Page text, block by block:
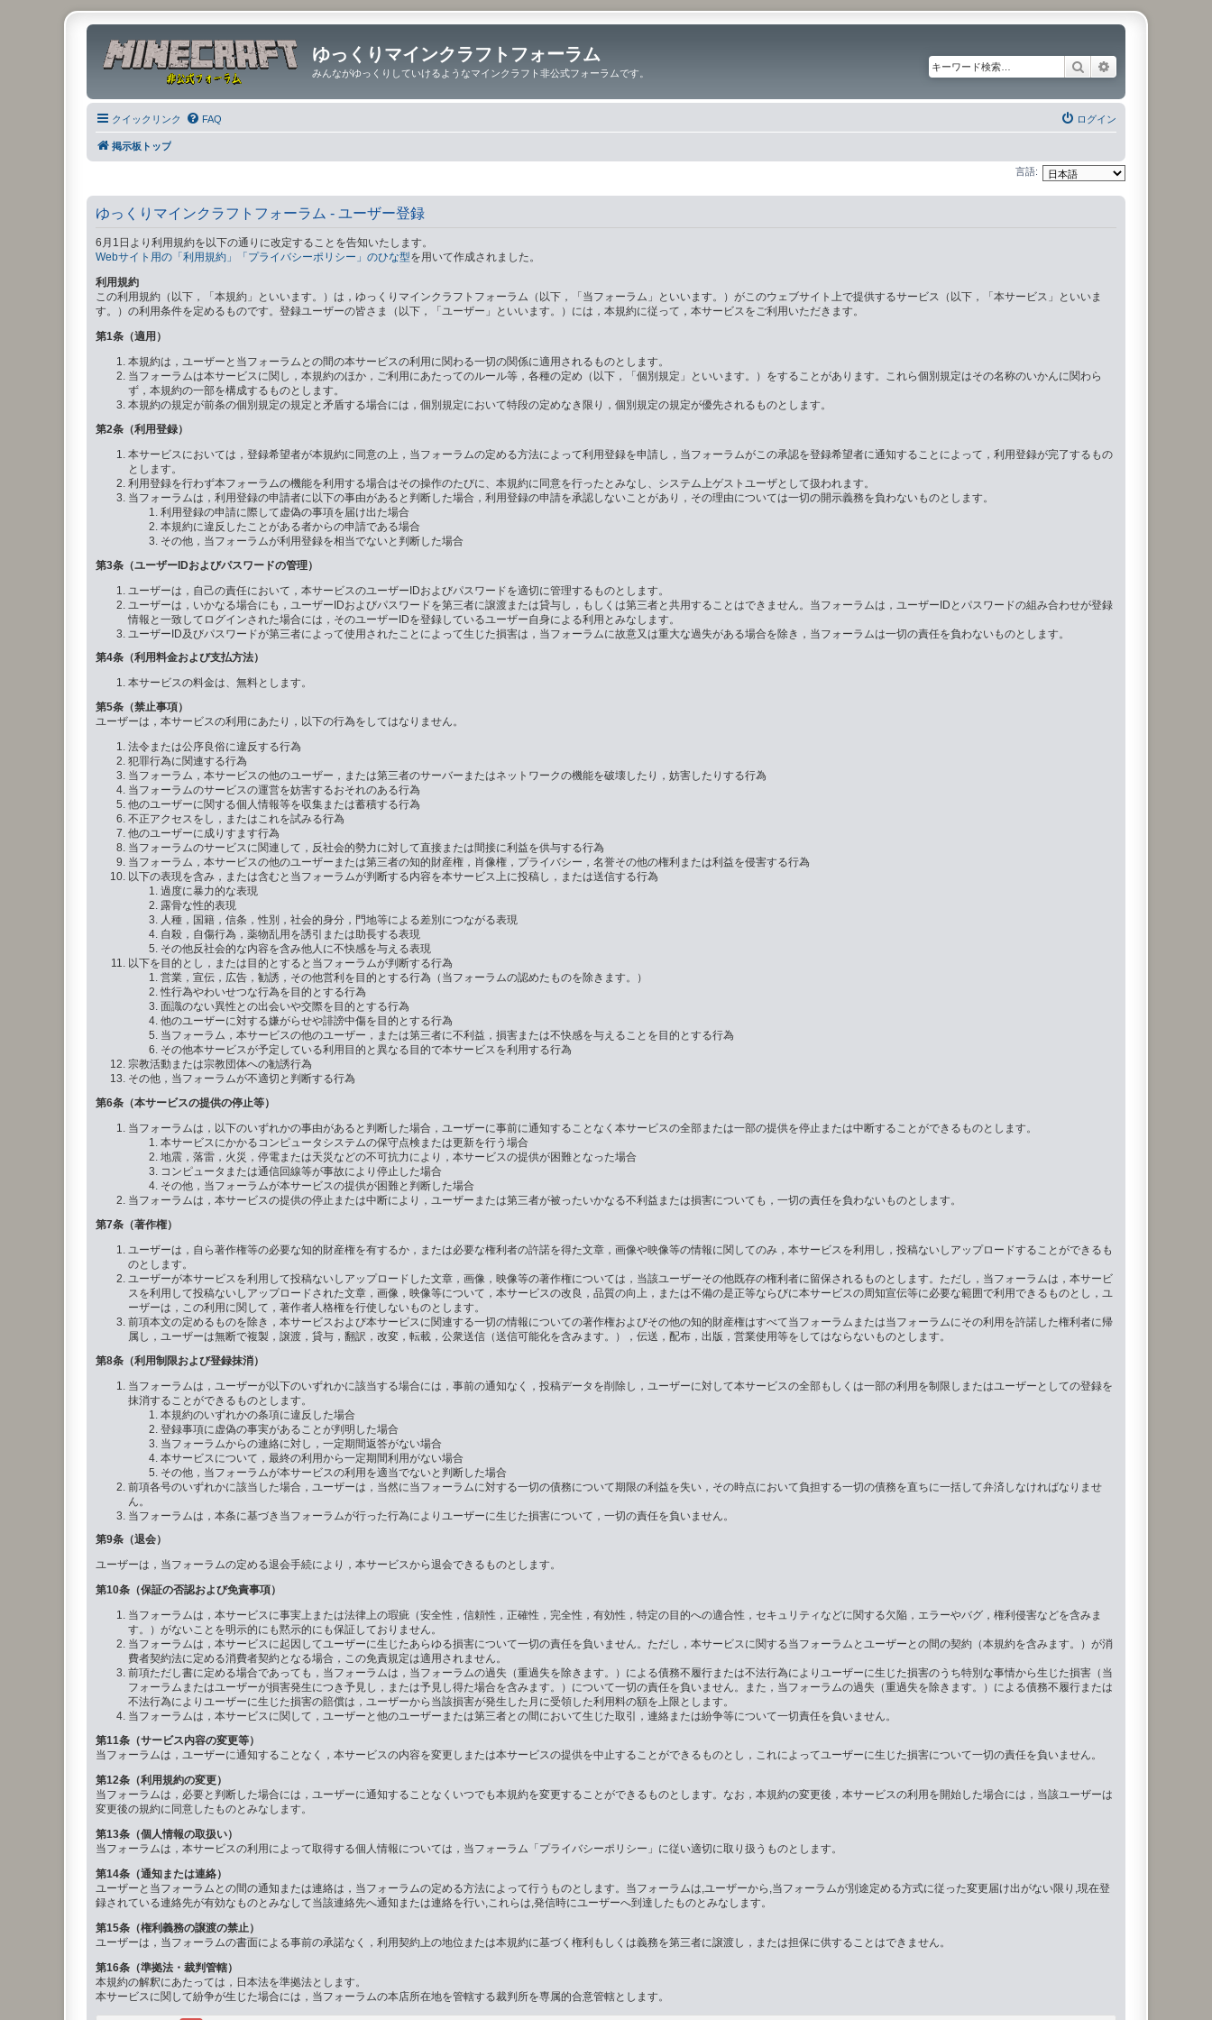
ゆっくりマインクラフトフォーラム
みんながゆっくりしていけるようなマインクラフト非公式フォーラムです。 検索
クイックリンク FAQ ログイン
掲示板トップ
言語:
ゆっくりマインクラフトフォーラム - ユーザー登録
6月1日より利用規約を以下の通りに改定することを告知いたします。
Webサイト用の「利用規約」「プライバシーポリシー」のひな型を用いて作成されました。
利用規約
この利用規約（以下，「本規約」といいます。）は，ゆっくりマインクラフトフォーラム（以下，「当フォーラム」といいます。）がこのウェブサイト上で提供するサービス（以下，「本サービス」といいま
す。）の利用条件を定めるものです。登録ユーザーの皆さま（以下，「ユーザー」といいます。）には，本規約に従って，本サービスをご利用いただきます。
第1条（適用）
本規約は，ユーザーと当フォーラムとの間の本サービスの利用に関わる一切の関係に適用されるものとします。
当フォーラムは本サービスに関し，本規約のほか，ご利用にあたってのルール等，各種の定め（以下，「個別規定」といいます。）をすることがあります。これら個別規定はその名称のいかんに関わら
ず，本規約の一部を構成するものとします。
本規約の規定が前条の個別規定の規定と矛盾する場合には，個別規定において特段の定めなき限り，個別規定の規定が優先されるものとします。
第2条（利用登録）
本サービスにおいては，登録希望者が本規約に同意の上，当フォーラムの定める方法によって利用登録を申請し，当フォーラムがこの承認を登録希望者に通知することによって，利用登録が完了するもの
とします。
利用登録を行わず本フォーラムの機能を利用する場合はその操作のたびに、本規約に同意を行ったとみなし、システム上ゲストユーザとして扱われます。
当フォーラムは，利用登録の申請者に以下の事由があると判断した場合，利用登録の申請を承認しないことがあり，その理由については一切の開示義務を負わないものとします。
利用登録の申請に際して虚偽の事項を届け出た場合
本規約に違反したことがある者からの申請である場合
その他，当フォーラムが利用登録を相当でないと判断した場合
第3条（ユーザーIDおよびパスワードの管理）
ユーザーは，自己の責任において，本サービスのユーザーIDおよびパスワードを適切に管理するものとします。
ユーザーは，いかなる場合にも，ユーザーIDおよびパスワードを第三者に譲渡または貸与し，もしくは第三者と共用することはできません。当フォーラムは，ユーザーIDとパスワードの組み合わせが登録
情報と一致してログインされた場合には，そのユーザーIDを登録しているユーザー自身による利用とみなします。
ユーザーID及びパスワードが第三者によって使用されたことによって生じた損害は，当フォーラムに故意又は重大な過失がある場合を除き，当フォーラムは一切の責任を負わないものとします。
第4条（利用料金および支払方法）
本サービスの料金は、無料とします。
第5条（禁止事項）
ユーザーは，本サービスの利用にあたり，以下の行為をしてはなりません。
法令または公序良俗に違反する行為
犯罪行為に関連する行為
当フォーラム，本サービスの他のユーザー，または第三者のサーバーまたはネットワークの機能を破壊したり，妨害したりする行為
当フォーラムのサービスの運営を妨害するおそれのある行為
他のユーザーに関する個人情報等を収集または蓄積する行為
不正アクセスをし，またはこれを試みる行為
他のユーザーに成りすます行為
当フォーラムのサービスに関連して，反社会的勢力に対して直接または間接に利益を供与する行為
当フォーラム，本サービスの他のユーザーまたは第三者の知的財産権，肖像権，プライバシー，名誉その他の権利または利益を侵害する行為
以下の表現を含み，または含むと当フォーラムが判断する内容を本サービス上に投稿し，または送信する行為
過度に暴力的な表現
露骨な性的表現
人種，国籍，信条，性別，社会的身分，門地等による差別につながる表現
自殺，自傷行為，薬物乱用を誘引または助長する表現
その他反社会的な内容を含み他人に不快感を与える表現
以下を目的とし，または目的とすると当フォーラムが判断する行為
営業，宣伝，広告，勧誘，その他営利を目的とする行為（当フォーラムの認めたものを除きます。）
性行為やわいせつな行為を目的とする行為
面識のない異性との出会いや交際を目的とする行為
他のユーザーに対する嫌がらせや誹謗中傷を目的とする行為
当フォーラム，本サービスの他のユーザー，または第三者に不利益，損害または不快感を与えることを目的とする行為
その他本サービスが予定している利用目的と異なる目的で本サービスを利用する行為
宗教活動または宗教団体への勧誘行為
その他，当フォーラムが不適切と判断する行為
第6条（本サービスの提供の停止等）
当フォーラムは，以下のいずれかの事由があると判断した場合，ユーザーに事前に通知することなく本サービスの全部または一部の提供を停止または中断することができるものとします。
本サービスにかかるコンピュータシステムの保守点検または更新を行う場合
地震，落雷，火災，停電または天災などの不可抗力により，本サービスの提供が困難となった場合
コンピュータまたは通信回線等が事故により停止した場合
その他，当フォーラムが本サービスの提供が困難と判断した場合
当フォーラムは，本サービスの提供の停止または中断により，ユーザーまたは第三者が被ったいかなる不利益または損害についても，一切の責任を負わないものとします。
第7条（著作権）
ユーザーは，自ら著作権等の必要な知的財産権を有するか，または必要な権利者の許諾を得た文章，画像や映像等の情報に関してのみ，本サービスを利用し，投稿ないしアップロードすることができるも
のとします。
ユーザーが本サービスを利用して投稿ないしアップロードした文章，画像，映像等の著作権については，当該ユーザーその他既存の権利者に留保されるものとします。ただし，当フォーラムは，本サービ
スを利用して投稿ないしアップロードされた文章，画像，映像等について，本サービスの改良，品質の向上，または不備の是正等ならびに本サービスの周知宣伝等に必要な範囲で利用できるものとし，ユ
ーザーは，この利用に関して，著作者人格権を行使しないものとします。
前項本文の定めるものを除き，本サービスおよび本サービスに関連する一切の情報についての著作権およびその他の知的財産権はすべて当フォーラムまたは当フォーラムにその利用を許諾した権利者に帰
属し，ユーザーは無断で複製，譲渡，貸与，翻訳，改変，転載，公衆送信（送信可能化を含みます。），伝送，配布，出版，営業使用等をしてはならないものとします。
第8条（利用制限および登録抹消）
当フォーラムは，ユーザーが以下のいずれかに該当する場合には，事前の通知なく，投稿データを削除し，ユーザーに対して本サービスの全部もしくは一部の利用を制限しまたはユーザーとしての登録を
抹消することができるものとします。
本規約のいずれかの条項に違反した場合
登録事項に虚偽の事実があることが判明した場合
当フォーラムからの連絡に対し，一定期間返答がない場合
本サービスについて，最終の利用から一定期間利用がない場合
その他，当フォーラムが本サービスの利用を適当でないと判断した場合
前項各号のいずれかに該当した場合，ユーザーは，当然に当フォーラムに対する一切の債務について期限の利益を失い，その時点において負担する一切の債務を直ちに一括して弁済しなければなりませ
ん。
当フォーラムは，本条に基づき当フォーラムが行った行為によりユーザーに生じた損害について，一切の責任を負いません。
第9条（退会）
ユーザーは，当フォーラムの定める退会手続により，本サービスから退会できるものとします。
第10条（保証の否認および免責事項）
当フォーラムは，本サービスに事実上または法律上の瑕疵（安全性，信頼性，正確性，完全性，有効性，特定の目的への適合性，セキュリティなどに関する欠陥，エラーやバグ，権利侵害などを含みま
す。）がないことを明示的にも黙示的にも保証しておりません。
当フォーラムは，本サービスに起因してユーザーに生じたあらゆる損害について一切の責任を負いません。ただし，本サービスに関する当フォーラムとユーザーとの間の契約（本規約を含みます。）が消
費者契約法に定める消費者契約となる場合，この免責規定は適用されません。
前項ただし書に定める場合であっても，当フォーラムは，当フォーラムの過失（重過失を除きます。）による債務不履行または不法行為によりユーザーに生じた損害のうち特別な事情から生じた損害（当
フォーラムまたはユーザーが損害発生につき予見し，または予見し得た場合を含みます。）について一切の責任を負いません。また，当フォーラムの過失（重過失を除きます。）による債務不履行または
不法行為によりユーザーに生じた損害の賠償は，ユーザーから当該損害が発生した月に受領した利用料の額を上限とします。
当フォーラムは，本サービスに関して，ユーザーと他のユーザーまたは第三者との間において生じた取引，連絡または紛争等について一切責任を負いません。
第11条（サービス内容の変更等）
当フォーラムは，ユーザーに通知することなく，本サービスの内容を変更しまたは本サービスの提供を中止することができるものとし，これによってユーザーに生じた損害について一切の責任を負いません。
第12条（利用規約の変更）
当フォーラムは，必要と判断した場合には，ユーザーに通知することなくいつでも本規約を変更することができるものとします。なお，本規約の変更後，本サービスの利用を開始した場合には，当該ユーザーは
変更後の規約に同意したものとみなします。
第13条（個人情報の取扱い）
当フォーラムは，本サービスの利用によって取得する個人情報については，当フォーラム「プライバシーポリシー」に従い適切に取り扱うものとします。
第14条（通知または連絡）
ユーザーと当フォーラムとの間の通知または連絡は，当フォーラムの定める方法によって行うものとします。当フォーラムは,ユーザーから,当フォーラムが別途定める方式に従った変更届け出がない限り,現在登
録されている連絡先が有効なものとみなして当該連絡先へ通知または連絡を行い,これらは,発信時にユーザーへ到達したものとみなします。
第15条（権利義務の譲渡の禁止）
ユーザーは，当フォーラムの書面による事前の承諾なく，利用契約上の地位または本規約に基づく権利もしくは義務を第三者に譲渡し，または担保に供することはできません。
第16条（準拠法・裁判管轄）
本規約の解釈にあたっては，日本法を準拠法とします。
本サービスに関して紛争が生じた場合には，当フォーラムの本店所在地を管轄する裁判所を専属的合意管轄とします。